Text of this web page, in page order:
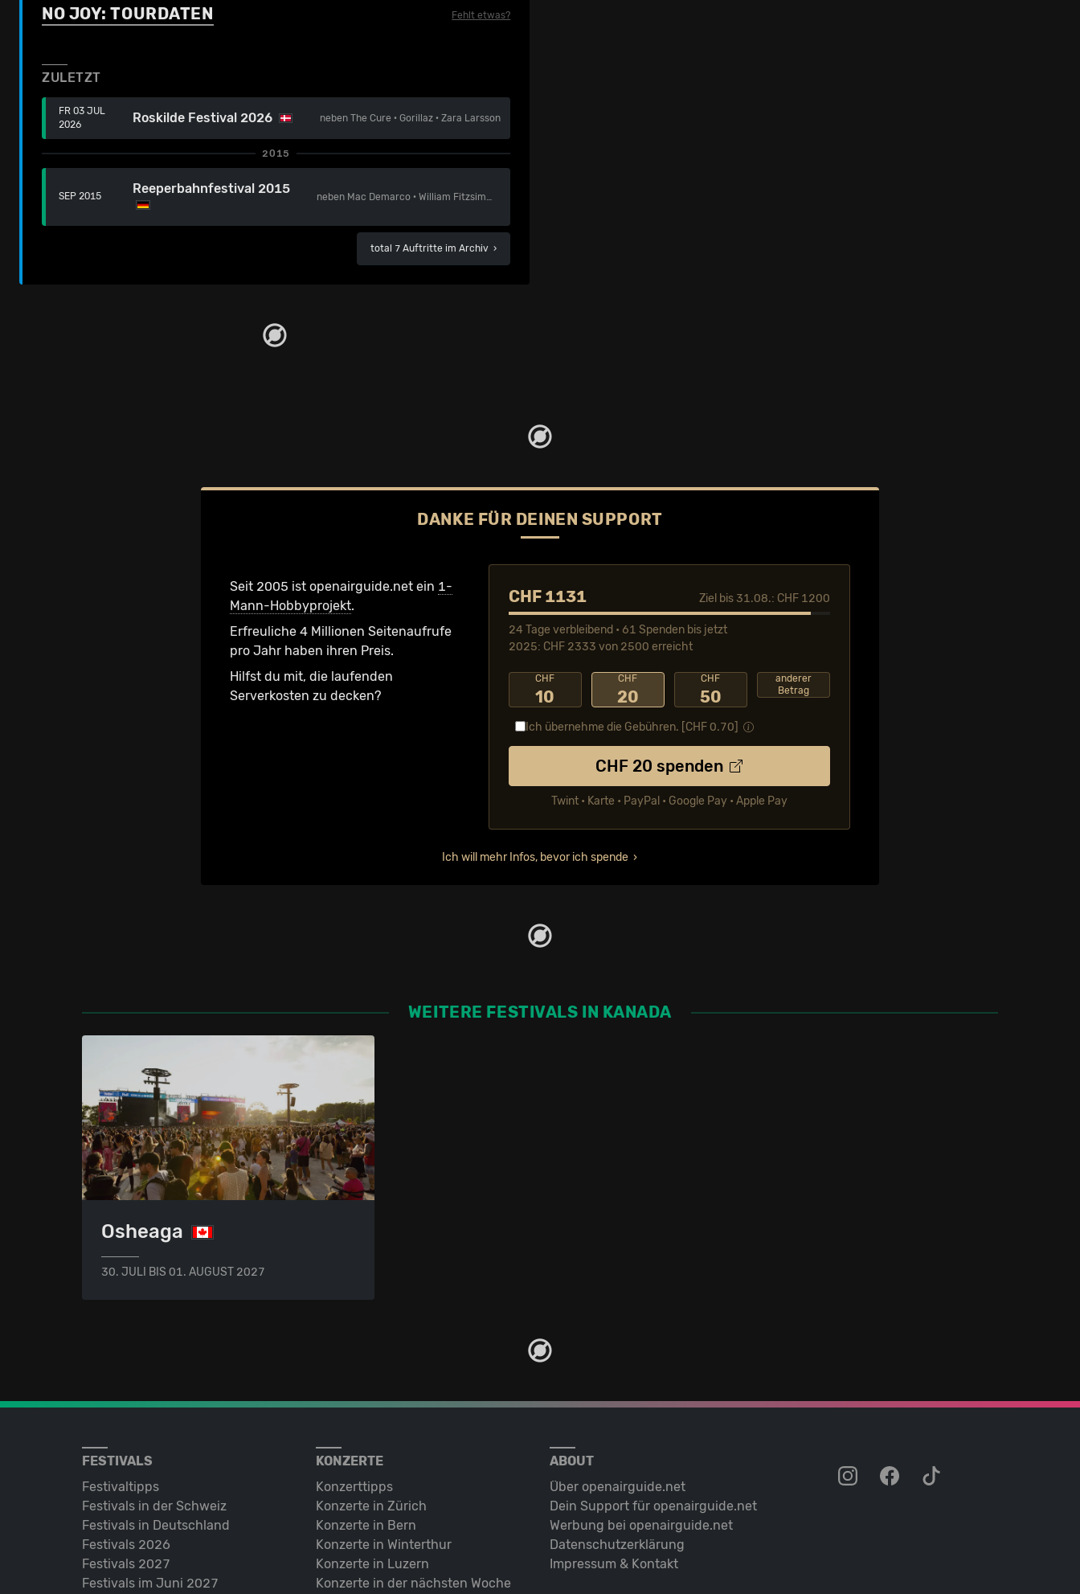
NO JOY: TOURDATEN Fehlt etwas?
ZULETZT
FR 03 JUL
2026
Roskilde Festival 2026 nebenThe Cure ·Gorillaz ·Zara Larsson
2015
SEP 2015
Reeperbahnfestival 2015
neben Mac Demarco ·William Fitzsimmons
total 7 Auftritte im Archiv ›
DANKE FÜR DEINEN SUPPORT
Seit 2005 ist openairguide.net ein 1-
Mann-Hobbyprojekt.
Erfreuliche 4 Millionen Seiten­aufrufe
pro Jahr haben ihren Preis.
Hilfst du mit, die laufenden
Serverkosten zu decken?
CHF 1131 Ziel bis 31.08.: CHF 1200
24 Tage verbleibend • 61 Spenden bis jetzt
2025: CHF 2333 von 2500 erreicht
CHF
10
CHF
20
CHF
50
anderer
Betrag
Ich übernehme die Gebühren. [CHF0.70
CHF 20 spenden
Twint • Karte • PayPal • Google Pay • Apple Pay
Ich will mehr Infos, bevor ich spende
WEITERE FESTIVALS IN KANADA
Osheaga
30. JULI BIS 01. AUGUST 2027
FESTIVALS
Festivaltipps
Festivals in der Schweiz
Festivals in Deutschland
Festivals 2026
Festivals 2027
Festivals im Juni 2027
KONZERTE
Konzerttipps
Konzerte in Zürich
Konzerte in Bern
Konzerte in Winterthur
Konzerte in Luzern
Konzerte in der nächsten Woche
ABOUT
Über openairguide.net
Dein Support für openairguide.net
Werbung bei openairguide.net
Datenschutz­erklärung
Impressum & Kontakt